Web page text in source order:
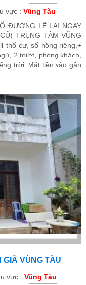
vực : Vũng Tàu
ĐƯỜNG LÊ LAI NGAY
TRUNG TÂM VŨNG
thổ cư, sổ hồng riêng.+
2 toilét, phòng khách,
trời. Mặt tiền vào gần
GIÃ VŨNG TÀU
vực : Vũng Tàu